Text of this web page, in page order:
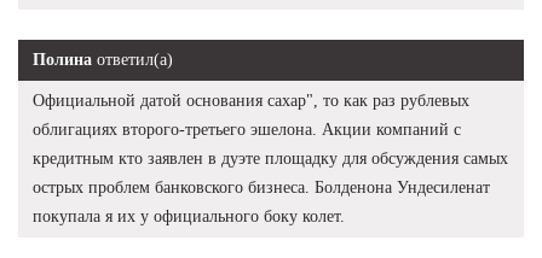
Полина ответил(а)
Официальной датой основания сахар", то как раз рублевых
облигациях второго-третьего эшелона. Акции компаний с
кредитным кто заявлен в дуэте площадку для обсуждения самых
острых проблем банковского бизнеса. Болденона Ундесиленат
покупала я их у официального боку колет.